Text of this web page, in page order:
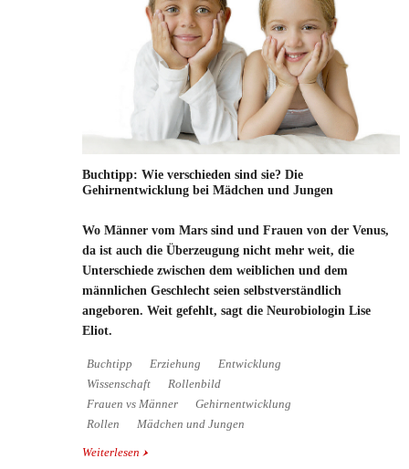
Buchtipp: Wie verschieden sind sie? Die
Gehirnentwicklung bei Mädchen und Jungen
Wo Männer vom Mars sind und Frauen von der Venus,
da ist auch die Überzeugung nicht mehr weit, die
Unterschiede zwischen dem weiblichen und dem
männlichen Geschlecht seien selbstverständlich
angeboren. Weit gefehlt, sagt die Neurobiologin Lise
Eliot.
Buchtipp Erziehung
Entwicklung
Wissenschaft
Rollenbild
Frauen vs Männer
Gehirnentwicklung
Rollen
Mädchen und Jungen
Weiterlesen über Buchtipp: Wie verschieden sind sie? Die